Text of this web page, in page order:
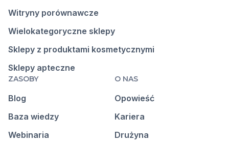
Witryny porównawcze
Wielokategoryczne sklepy
Sklepy z produktami kosmetycznymi
Sklepy apteczne
ZASOBY
Blog
Baza wiedzy
Webinaria
O NAS
Opowieść
Kariera
Drużyna